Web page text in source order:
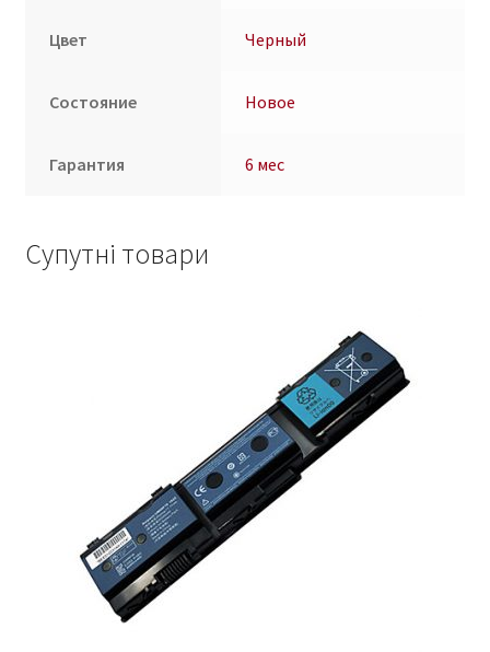
Цвет Черный
Состояние Новое
Гарантия 6 мес
Супутні товари